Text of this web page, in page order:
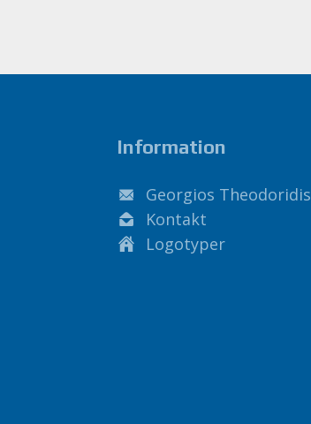
Information
Georgios Theodoridis
Kontakt
Logotyper